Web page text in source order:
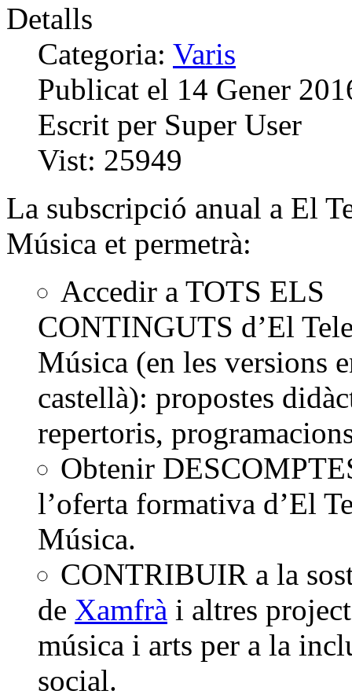
Detalls
Categoria: Varis
Publicat el 14 Gener
Escrit per Super User
Vist: 25949
La subscripció anual a El
Música et permetrà:
Accedir a TOTS ELS
CONTINGUTS d’El
Música (en les versions
castellà): propostes
repertoris,
Obtenir
l’oferta formativa d’El
Música.
CONTRIBUIR a la
de Xamfrà i altres
música i arts per a la
social.